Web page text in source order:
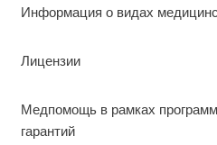
Информация о видах
Лицензии
Медпомощь в рамках
гарантий